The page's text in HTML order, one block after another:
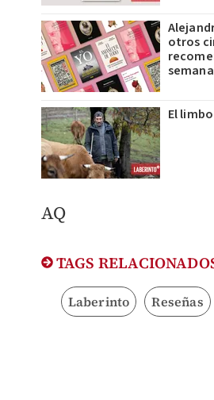
otros
semana
El
AQ
TAGS
Laberinto Reseñas